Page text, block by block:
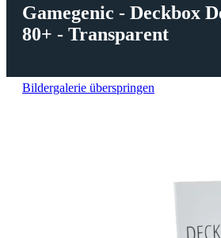
Gamegenic - Deckbox
80+ - Transparent
Bildergalerie überspringen